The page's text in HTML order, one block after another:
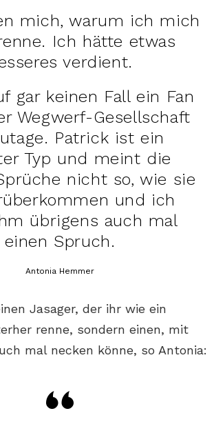
mich, warum ich mich
Ich hätte etwas
verdient.
gar keinen Fall ein Fan
Wegwerf-Gesellschaft
Patrick ist ein
Typ und meint die
nicht so, wie sie
und ich
übrigens auch mal
einen Spruch.
Antonia Hemmer
Jasager, der ihr wie ein
renne, sondern einen, mit
mal necken könne, so Antonia: